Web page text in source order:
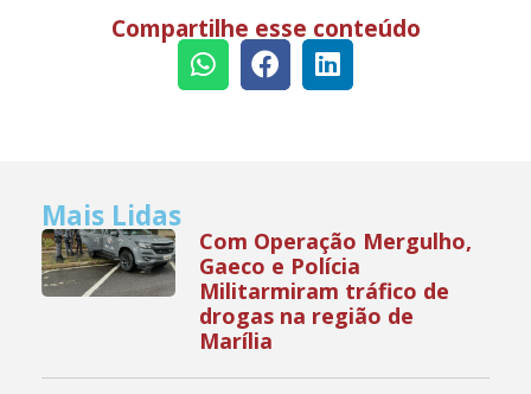
Compartilhe esse conteúdo
Mais Lidas
Com Operação Mergulho,
Gaeco e Polícia
Militarmiram tráfico de
drogas na região de
Marília